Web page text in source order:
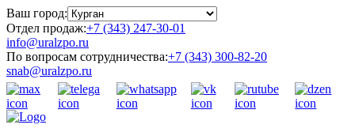
Ваш город:
Отдел продаж:+7 (343) 247-30-01
info@uralzpo.ru
По вопросам сотрудничества:+7 (343) 300-82-20
snab@uralzpo.ru